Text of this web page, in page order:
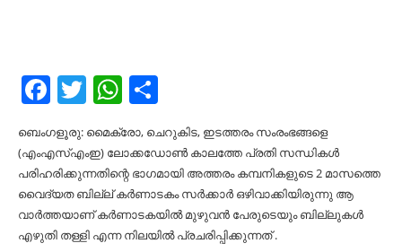
Facebook
TwitterWhatsApp
ബെംഗളൂരു: മൈക്രോ, ചെറുകിട, ഇടത്തരം സംരംഭങ്ങളെ
(എംഎസ്എംഇ) ലോക്കഡോൺ കാലത്തേ പ്രതി സന്ധികൾ
പരിഹരിക്കുന്നതിന്റെ ഭാഗമായി അത്തരം കമ്പനികളുടെ 2 മാസത്തെ
വൈദ്യത ബില്ല് കർണാടകം സർക്കാർ ഒഴിവാക്കിയിരുന്നു ആ
വാർത്തയാണ് കർണാടകയിൽ മുഴുവൻ പേരുടെയും ബില്ലുകൾ
എഴുതി തള്ളി എന്ന നിലയിൽ പ്രചരിപ്പിക്കുന്നത് .